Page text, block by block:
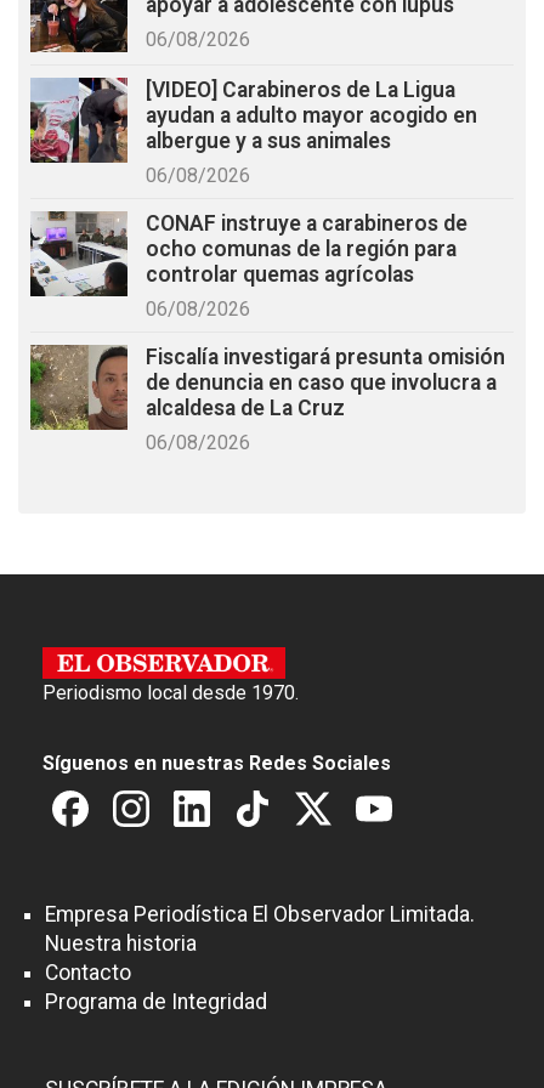
apoyar a adolescente con lupus
06/08/2026
[VIDEO] Carabineros de La Ligua
ayudan a adulto mayor acogido en
albergue y a sus animales
06/08/2026
CONAF instruye a carabineros de
ocho comunas de la región para
controlar quemas agrícolas
06/08/2026
Fiscalía investigará presunta omisión
de denuncia en caso que involucra a
alcaldesa de La Cruz
06/08/2026
Periodismo local desde 1970.
Síguenos en nuestras Redes Sociales
Empresa Periodística El Observador Limitada.
Nuestra historia
Contacto
Programa de Integridad